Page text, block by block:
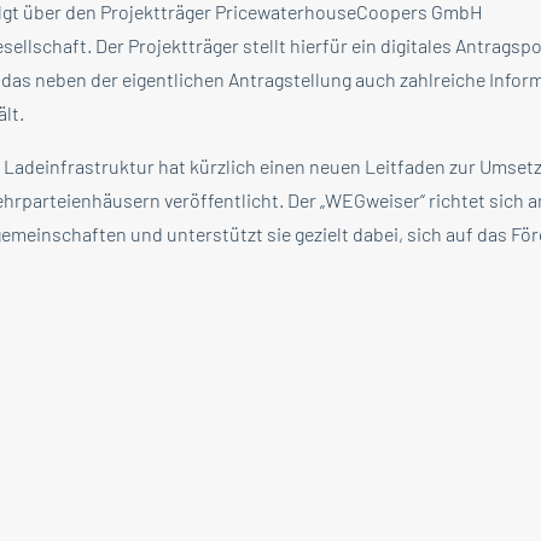
über den Projektträger PricewaterhouseCoopers GmbH
Der Projektträger stellt hierfür ein digitales
neben der eigentlichen Antragstellung auch zahlreiche
hat kürzlich einen neuen Leitfaden zur
veröffentlicht. Der „WEGweiser“ richtet sich
und unterstützt sie gezielt dabei, sich auf das